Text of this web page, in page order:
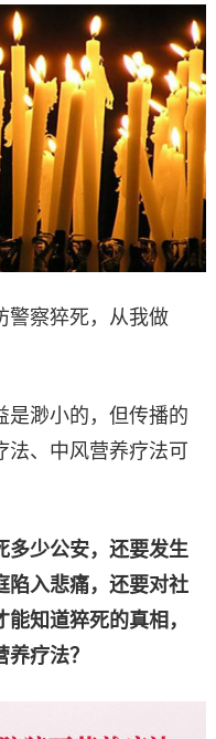
警察猝死，从我做
是渺小的，但传播的
、中风营养疗法可
多少公安，还要发生
陷入悲痛，还要对社
知道猝死的真相，
疗法？